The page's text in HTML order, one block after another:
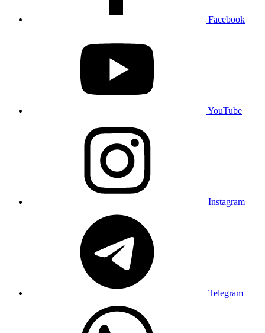
Facebook
YouTube
Instagram
Telegram